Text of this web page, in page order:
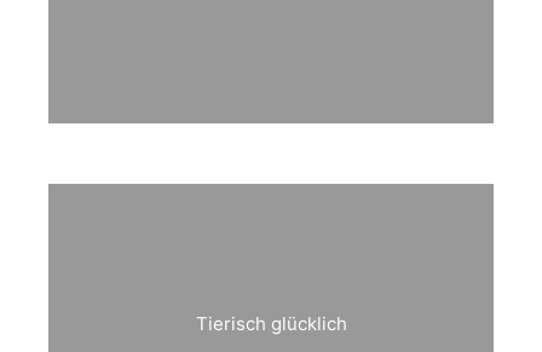
Tierisch glücklich